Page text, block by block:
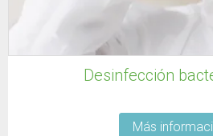
Desinfección
Más